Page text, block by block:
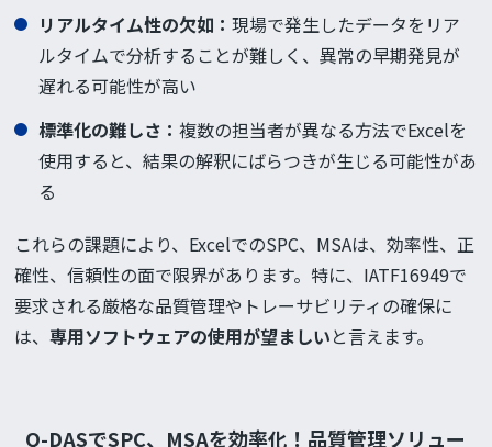
リアルタイム性の欠如：現場で発生したデータをリア
ルタイムで分析することが難しく、異常の早期発見が
遅れる可能性が高い
標準化の難しさ：複数の担当者が異なる方法でExcelを
使用すると、結果の解釈にばらつきが生じる可能性があ
る
これらの課題により、ExcelでのSPC、MSAは、効率性、正
確性、信頼性の面で限界があります。特に、IATF16949で
要求される厳格な品質管理やトレーサビリティの確保に
は、専用ソフトウェアの使用が望ましいと言えます。
Q-DASでSPC、MSAを効率化！品質管理ソリュー